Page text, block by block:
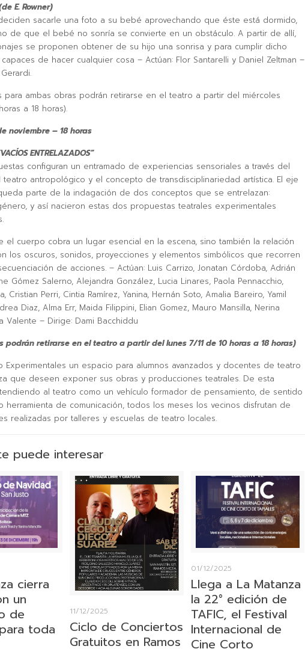
E. Rowner)
sacarle una foto a su bebé aprovechando que éste está dormido,
de que el bebé no sonría se convierte en un obstáculo. A partir de allí,
se proponen obtener de su hijo una sonrisa y para cumplir dicho
de hacer cualquier cosa – Actúan: Flor Santarelli y Daniel Zeltman –
para ambas obras podrán retirarse en el teatro a partir del miércoles
a 18 horas).
noviembre – 18 horas
ENTRELAZADOS”
configuran un entramado de experiencias sensoriales a través del
antropológico y el concepto de transdisciplinariedad artística. El eje
parte de la indagación de dos conceptos que se entrelazan:
y así nacieron estas dos propuestas teatrales experimentales
el cuerpo cobra un lugar esencial en la escena, sino también la relación
los oscuros, sonidos, proyecciones y elementos simbólicos que recorren
de acciones. – Actúan: Luis Carrizo, Jonatan Córdoba, Adrián
Gómez Salerno, Alejandra González, Lucia Linares, Paola Pennacchio,
Cristian Perri, Cintia Ramírez, Yanina, Hernán Soto, Amalia Bareiro, Yamil
Diaz, Alma Err, Maida Filippini, Elian Gomez, Mauro Mansilla, Nerina
Valente – Dirige: Dami Bacchiddu
podrán retirarse en el teatro a partir del lunes 7/11 de 10 horas a 18 horas)
Experimentales un espacio para alumnos avanzados y docentes de teatro
que deseen exponer sus obras y producciones teatrales. De esta
al teatro como un vehículo formador de pensamiento, de sentido
herramienta de comunicación, todos los meses los vecinos disfrutan de
realizadas por talleres y escuelas de teatro locales.
puede interesar
cierra
un
de
toda
11/12/2025
Ciclo de Conciertos
Gratuitos en Ramos
01/12/2025
Llega a La Matanza
la 22° edición de
TAFIC, el Festival
Internacional de
Cine Corto